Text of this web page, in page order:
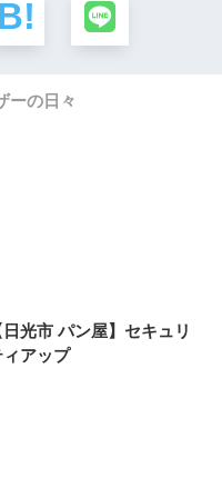
ーの日々
日光市 パン屋】セキュリ
ィアップ